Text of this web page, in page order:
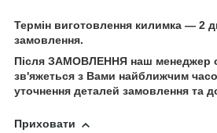
Термін виготовлення килимка — 2
замовлення.
Після ЗАМОВЛЕННЯ наш менеджер
зв'яжеться з Вами найближчим
уточнення деталей замовлення та
Приховати